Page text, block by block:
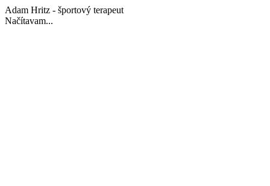
Adam Hritz - športový terapeut
Načítavam...